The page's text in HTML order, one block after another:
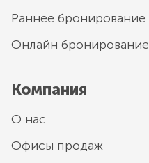
Раннее бронирование
Онлайн бронирование
Компания
О нас
Офисы продаж